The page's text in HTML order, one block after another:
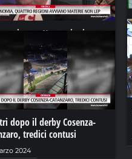
quattro regioni
materie non Lep
2024
dopo il derby Cosenza-
tredici contusi
2024